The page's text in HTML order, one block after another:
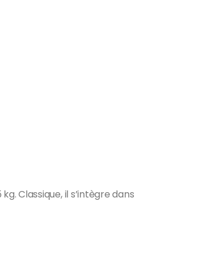
Classique, il s’intègre dans